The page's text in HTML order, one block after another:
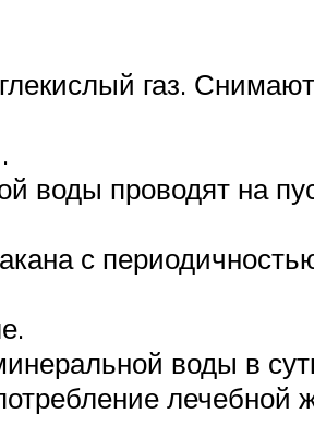
газ.
воды проводят на
с
воды в
лечебной